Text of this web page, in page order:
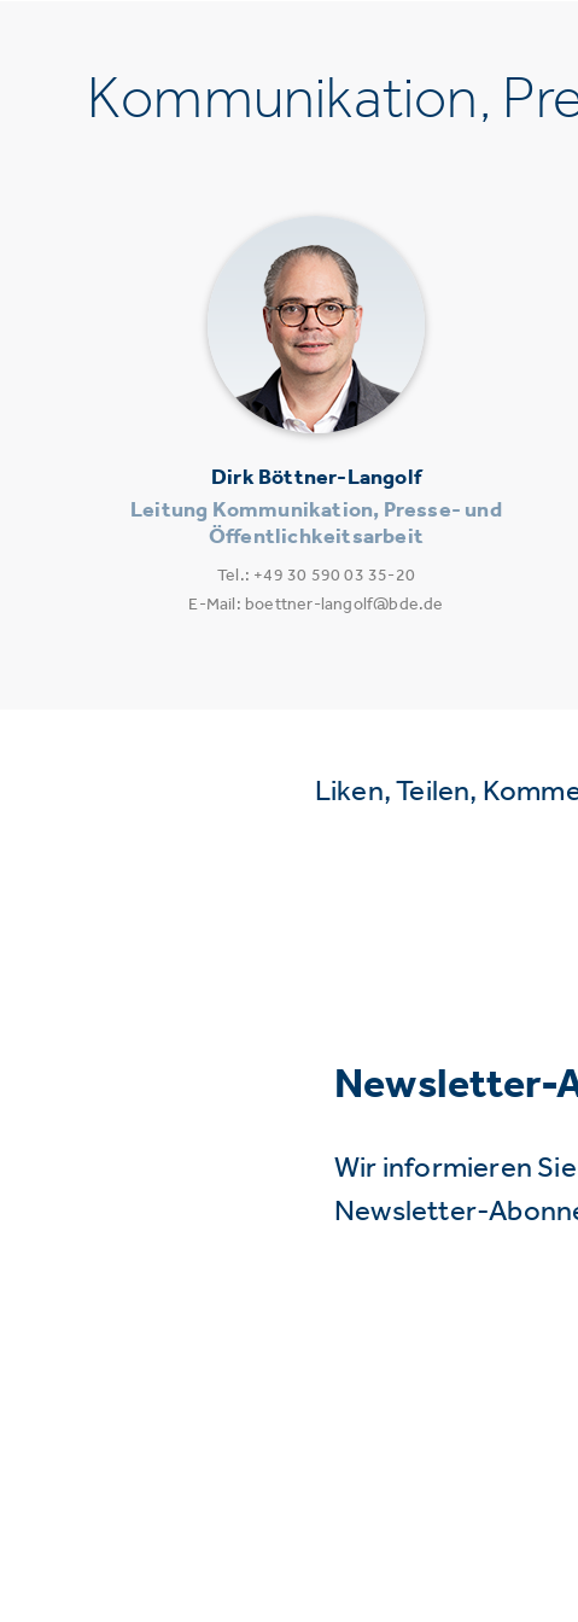
Kommunikation,
Dirk Böttner-Langolf
Leitung Kommunikation, Presse- und
Öffentlichkeitsarbeit
Tel.: +49 30 590 03 35-20
E-Mail: boettner-langolf@bde.de
Liken, Teilen,
Newsletter-
Wir informieren
Newsletter-